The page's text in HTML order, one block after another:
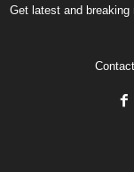
Get latest and